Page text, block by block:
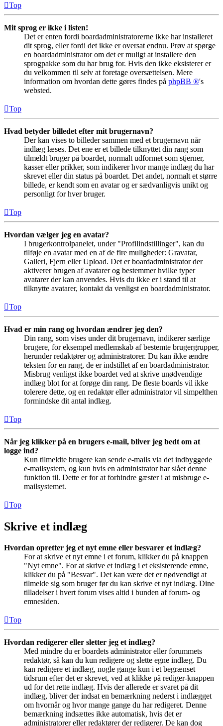
Top
Mit sprog er ikke i listen!
Det er enten fordi boardadministratorerne ikke har installeret
dit sprog, eller fordi det ikke er oversat endnu. Prøv at spørge
en boardadministrator om det er muligt at installere den
sprogpakke som du har brug for. Hvis den ikke eksisterer er
du velkommen til selv at foretage oversættelsen. Mere
information om hvordan dette gøres findes på phpBB ®'s
websted.
Top
Hvad betyder billedet efter mit brugernavn?
Der kan vises to billeder sammen med et brugernavn når
indlæg læses. Det ene er et billede tilknyttet din rang som
tilmeldt bruger på boardet, normalt udformet som stjerner,
kasser eller prikker, som indikerer hvor mange indlæg du har
skrevet eller din status på boardet. Det andet, normalt et større
billede, er kendt som en avatar og er sædvanligvis unikt og
personligt for hver bruger.
Top
Hvordan vælger jeg en avatar?
I brugerkontrolpanelet, under "Profilindstillinger", kan du
tilføje en avatar med en af de fire muligheder: Gravatar,
Galleri, Fjern eller Upload. Det er boardadministrator der
aktiverer brugen af avatarer og bestemmer hvilke typer
avatarer der kan anvendes. Hvis du ikke er i stand til at
tilknytte avatarer, kontakt da venligst en boardadministrator.
Top
Hvad er min rang og hvordan ændrer jeg den?
Din rang, som vises under dit brugernavn, indikerer særlige
brugere, for eksempel medlemskab af bestemte brugergrupper,
herunder redaktører og administratorer. Du kan ikke ændre
teksten for en rang, de er indstillet af en boardadministrator.
Misbrug venligst ikke boardet ved at skrive unødvendige
indlæg blot for at forøge din rang. De fleste boards vil ikke
tolerere dette, og en redaktør eller administrator vil simpelthen
formindske dit antal indlæg.
Top
Når jeg klikker på en brugers e-mail, bliver jeg bedt om at
logge ind?
Kun tilmeldte brugere kan sende e-mails via det indbyggede
e-mailsystem, og kun hvis en administrator har slået denne
funktion til. Dette er for at forhindre gæster i at misbruge e-
mailsystemet.
Top
Skrive et indlæg
Hvordan opretter jeg et nyt emne eller besvarer et indlæg?
For at skrive et nyt emne i et forum, klikker du på knappen
"Nyt emne". For at skrive et indlæg i et eksisterende emne,
klikker du på "Besvar". Det kan være det er nødvendigt at
tilmelde sig som bruger før du kan skrive et nyt indlæg. Dine
tilladelser i hvert forum vises altid i bunden af forum- og
emnesiden.
Top
Hvordan redigerer eller sletter jeg et indlæg?
Med mindre du er boardets administrator eller forummets
redaktør, så kan du kun redigere og slette egne indlæg. Du
kan redigere et indlæg, nogle gange kun i et begrænset
tidsrum efter det er skrevet, ved at klikke på rediger-knappen
ud for det rette indlæg. Hvis der allerede er svaret på dit
indlæg, bliver der indsat en bemærkning nederst i indlægget
om hvornår og hvor mange gange du har redigeret. Denne
bemærkning indsættes ikke automatisk, hvis det er
administratorer eller redaktører der redigerer. De kan dog